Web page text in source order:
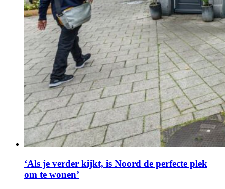
‘Als je verder kijkt, is Noord de perfecte plek
om te wonen’